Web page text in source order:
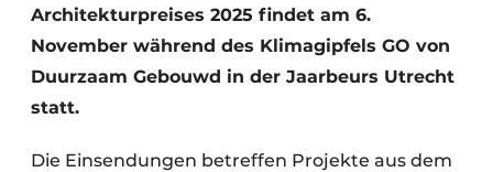
Architekturpreises 2025 findet am 6.
November während des Klimagipfels GO von
Duurzaam Gebouwd in der Jaarbeurs Utrecht
statt.
Die Einsendungen betreffen Projekte aus dem